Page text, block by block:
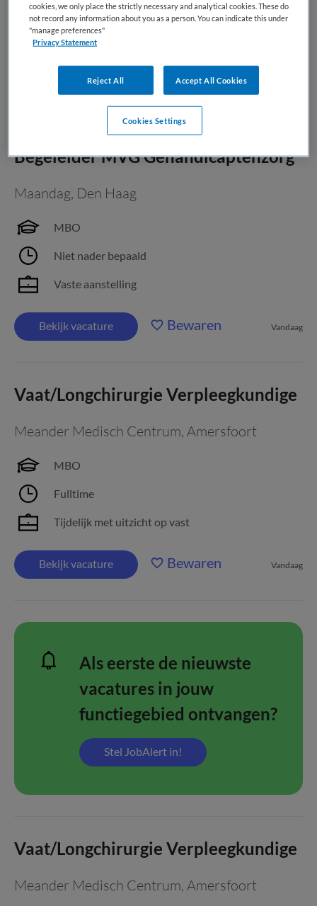
Niet nader bepaald
Vaste aanstelling
Bekijk vacature Bewaren
Begeleider MVG Gehandicaptenzorg
Maandag, Den Haag
MBO
Niet nader bepaald
Vaste aanstelling
Bekijk vacature Bewaren Vandaag
Vaat/Longchirurgie Verpleegkundige
Meander Medisch Centrum, Amersfoort
MBO
Fulltime
Tijdelijk met uitzicht op vast
Bekijk vacature Bewaren Vandaag
Als eerste de nieuwste
vacatures in jouw
functiegebied ontvangen?
Stel JobAlert in!
Vaat/Longchirurgie Verpleegkundige
Meander Medisch Centrum, Amersfoort
cookies, we only place the strictly necessary and analytical cookies. These do
not record any information about you as a person. You can indicate this under
"manage preferences"
Privacy Statement
Reject All Accept All Cookies
Cookies Settings